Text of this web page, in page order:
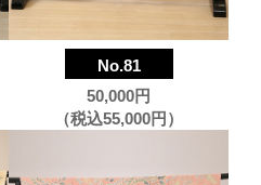
No.81
50,000円
（税込55,000円）